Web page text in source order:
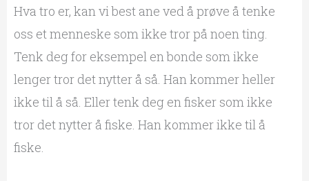
Hva tro er, kan vi best ane ved å prøve å tenke
oss et menneske som ikke tror på noen ting.
Tenk deg for eksempel en bonde som ikke
lenger tror det nytter å så. Han kommer heller
ikke til å så. Eller tenk deg en fisker som ikke
tror det nytter å fiske. Han kommer ikke til å
fiske.